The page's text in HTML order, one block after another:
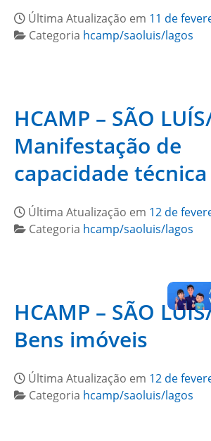
Última Atualização em 11 de
Categoria hcamp/saoluis/lagos
HCAMP – SÃO
Manifestação de
capacidade técnica
Última Atualização em 12 de
Categoria hcamp/saoluis/lagos
HCAMP – SÃO
Bens imóveis
Última Atualização em 12 de
Categoria hcamp/saoluis/lagos